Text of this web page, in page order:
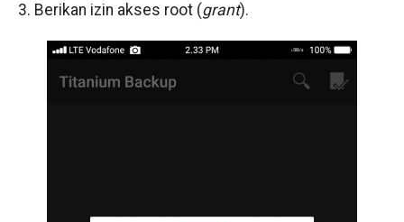
3. Berikan izin akses root (grant).